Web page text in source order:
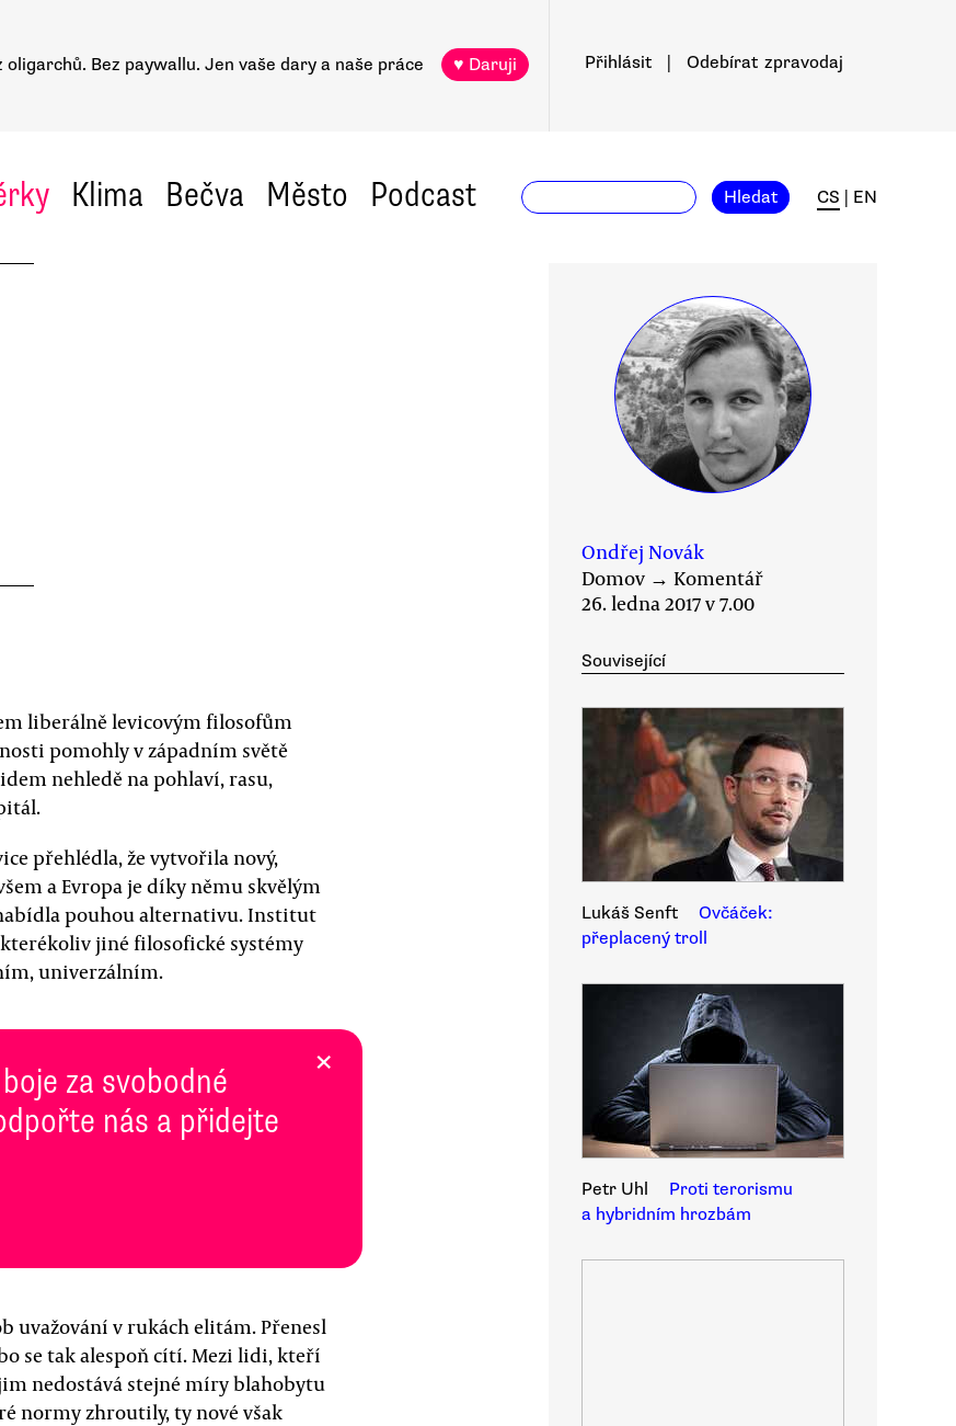
oligarchů. Bez paywallu. Jen vaše dary a naše práce ♥ Daruji Přihlásit Odebírat zpravodaj
Klima Bečva Město Podcast Hledat CS EN
liberálně levicovým filosofům
pomohly v západním světě
nehledě na pohlaví, rasu,
přehlédla, že vytvořila nový,
a Evropa je díky němu skvělým
pouhou alternativu. Institut
jiné filosofické systémy
univerzálním.
za svobodné
nás a přidejte
×
uvažování v rukách elitám. Přenesl
se tak alespoň cítí. Mezi lidi, kteří
nedostává stejné míry blahobytu
normy zhroutily, ty nové však
Ondřej Novák
Domov → Komentář
26. ledna 2017 v 7.00
Související
Lukáš Senft
Ovčáček:
přeplacený troll
Petr Uhl
Proti terorismu
a hybridním hrozbám